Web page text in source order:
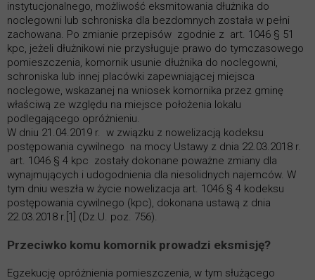
instytucjonalnego, możliwość eksmitowania dłużnika do
noclegowni lub schroniska dla bezdomnych została w pełni
zachowana. Po zmianie przepisów zgodnie z art. 1046 § 51
kpc, jeżeli dłużnikowi nie przysługuje prawo do tymczasowego
pomieszczenia, komornik usunie dłużnika do noclegowni,
schroniska lub innej placówki zapewniającej miejsca
noclegowe, wskazanej na wniosek komornika przez gminę
właściwą ze względu na miejsce położenia lokalu
podlegającego opróżnieniu.
W dniu 21.04.2019 r. w związku z nowelizacją kodeksu
postępowania cywilnego na mocy Ustawy z dnia 22.03.2018 r.
art. 1046 § 4 kpc zostały dokonane poważne zmiany dla
wynajmujących i udogodnienia dla niesolidnych najemców. W
tym dniu weszła w życie nowelizacja art. 1046 § 4 kodeksu
postępowania cywilnego (kpc), dokonana ustawą z dnia
22.03.2018 r.[1] (Dz.U. poz. 756).
Przeciwko komu komornik prowadzi eksmisję?
Egzekucję opróżnienia pomieszczenia, w tym służącego